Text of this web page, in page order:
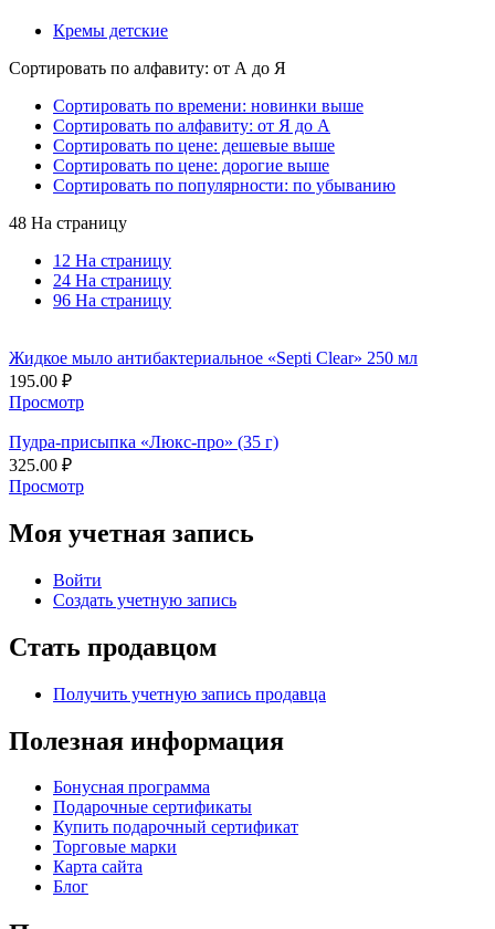
Кремы детские
Сортировать по алфавиту: от А до Я
Сортировать по времени: новинки выше
Сортировать по алфавиту: от Я до А
Сортировать по цене: дешевые выше
Сортировать по цене: дорогие выше
Сортировать по популярности: по убыванию
48 На страницу
12 На страницу
24 На страницу
96 На страницу
Жидкое мыло антибактериальное «Septi Clear» 250 мл
195.00 ₽
Просмотр
Пудра-присыпка «Люкс-про» (35 г)
325.00 ₽
Просмотр
Моя учетная запись
Войти
Создать учетную запись
Стать продавцом
Получить учетную запись продавца
Полезная информация
Бонусная программа
Подарочные сертификаты
Купить подарочный сертификат
Торговые марки
Карта сайта
Блог